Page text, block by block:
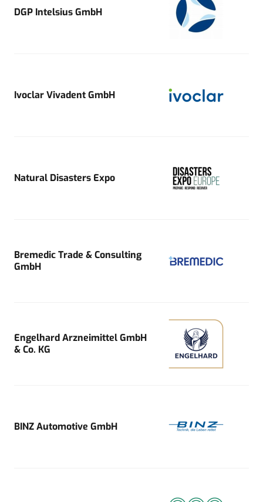
DGP Intelsius GmbH
Ivoclar Vivadent GmbH
Natural Disasters Expo
Bremedic Trade & Consulting
GmbH
Engelhard Arzneimittel GmbH
& Co. KG
BINZ Automotive GmbH